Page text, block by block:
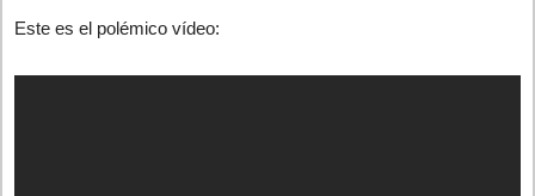
Este es el polémico vídeo: